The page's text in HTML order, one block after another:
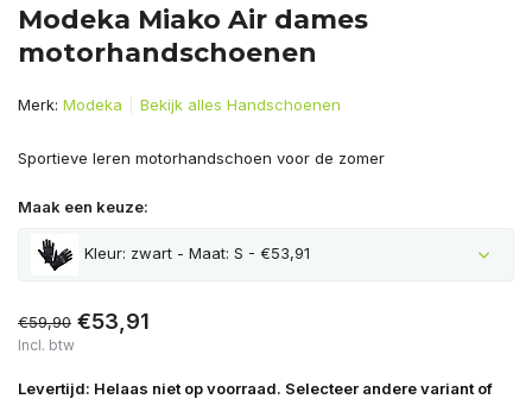
Modeka Miako Air dames
motorhandschoenen
Merk: Modeka Bekijk alles Handschoenen
Sportieve leren motorhandschoen voor de zomer
Maak een keuze:
Kleur: zwart - Maat: S - €53,91
€59,90 €53,91
Incl. btw
Levertijd: Helaas niet op voorraad. Selecteer andere variant of